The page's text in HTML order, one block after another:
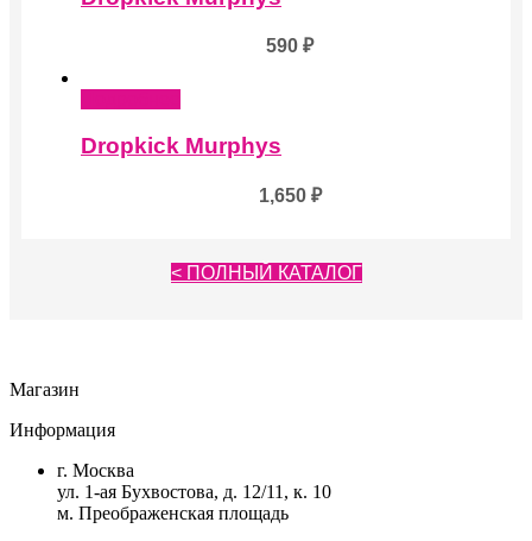
590 ₽
Dropkick Murphys
1,650 ₽
< ПОЛНЫЙ КАТАЛОГ
Магазин
Информация
г. Москва
ул. 1-ая Бухвостова, д. 12/11, к. 10
м. Преображенская площадь